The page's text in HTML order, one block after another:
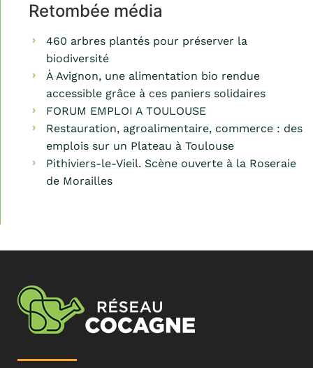
Retombée média
460 arbres plantés pour préserver la
biodiversité
À Avignon, une alimentation bio rendue
accessible grâce à ces paniers solidaires
FORUM EMPLOI A TOULOUSE
Restauration, agroalimentaire, commerce : des
emplois sur un Plateau à Toulouse
Pithiviers-le-Vieil. Scène ouverte à la Roseraie
de Morailles